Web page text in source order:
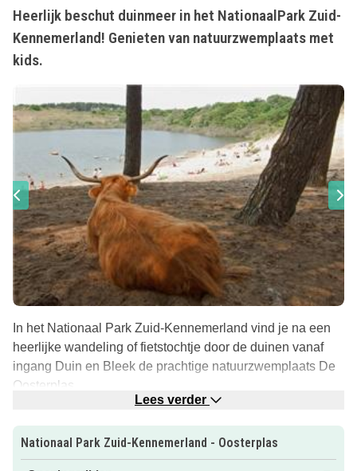
Heerlijk beschut duinmeer in het NationaalPark Zuid-
Kennemerland! Genieten van natuurzwemplaats met
kids.
In het Nationaal Park Zuid-Kennemerland vind je na een
heerlijke wandeling of fietstochtje door de duinen vanaf
ingang Duin en Bleek de prachtige natuurzwemplaats De
Oosterplas.
hier echt prachtig. Beschut en rustig, geen faciliteiten
Lees verder
Nationaal Park Zuid-Kennemerland - Oosterplas